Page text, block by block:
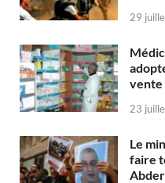
29
vente
23
Le
faire